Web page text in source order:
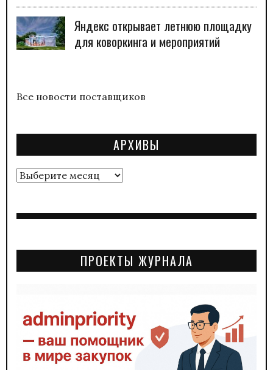
Яндекс открывает летнюю площадку
для коворкинга и мероприятий
Все новости поставщиков
АРХИВЫ
Архивы
ПРОЕКТЫ ЖУРНАЛА